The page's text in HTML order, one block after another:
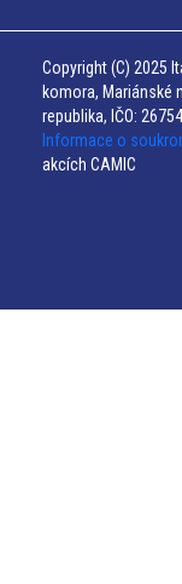
Copyright (C) 2025
komora, Mariánské
republika, IČO:
Informace o
akcích CAMIC